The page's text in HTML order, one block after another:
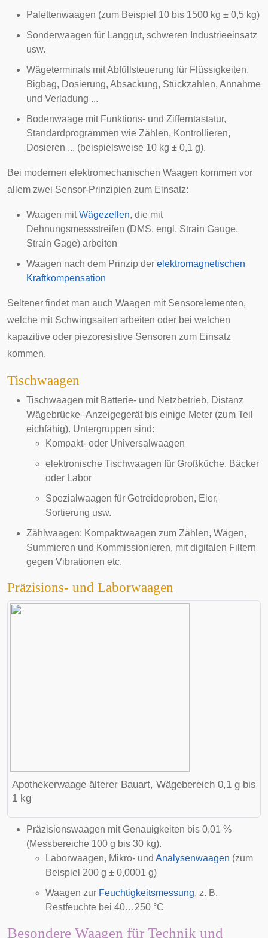
Palettenwaagen (zum Beispiel 10 bis 1500 kg ± 0,5 kg)
Sonderwaagen für Langgut, schweren Industrieeinsatz
usw.
Wägeterminals mit Abfüllsteuerung für Flüssigkeiten,
Bigbag, Dosierung, Absackung, Stückzahlen, Annahme
und Verladung ...
Bodenwaage mit Funktions- und Zifferntastatur,
Standardprogrammen wie Zählen, Kontrollieren,
Dosieren ... (beispielsweise 10 kg ± 0,1 g).
Bei modernen elektromechanischen Waagen kommen vor
allem zwei Sensor-Prinzipien zum Einsatz:
Waagen mitWägezellen, die mit
Dehnungsmessstreifen (DMS, engl. Strain Gauge,
Strain Gage) arbeiten
Waagen nach dem Prinzip der elektromagnetischen
Kraftkompensation
Seltener findet man auch Waagen mit Sensorelementen,
welche mit Schwingsaiten arbeiten oder bei welchen
kapazitive oder piezoresistive Sensoren zum Einsatz
kommen.
Tischwaagen
Tischwaagen mit Batterie- und Netzbetrieb, Distanz
Wägebrücke–Anzeigegerätbis einige Meter (zum Teil
eichfähig). Untergruppen sind:
Kompakt- oder Universalwaagen
elektronische Tischwaagen für Großküche, Bäcker
oder Labor
Spezialwaagen für Getreideproben, Eier,
Sortierung usw.
Zählwaagen: Kompaktwaagen zum Zählen, Wägen,
Summieren und Kommissionieren, mit digitalen Filtern
gegen Vibrationen etc.
Präzisions- und Laborwaagen
Apothekerwaage älterer Bauart, Wägebereich 0,1 g bis
1 kg
Präzisionswaagen mit Genauigkeiten bis 0,01 %
(Messbereiche 100 g bis 30 kg).
Laborwaagen, Mikro- und Analysenwaagen (zum
Beispiel 200 g ± 0,0001 g)
Waagen zur Feuchtigkeitsmessung, z. B.
Restfeuchte bei 40…250 °C
Besondere Waagen für Technik und